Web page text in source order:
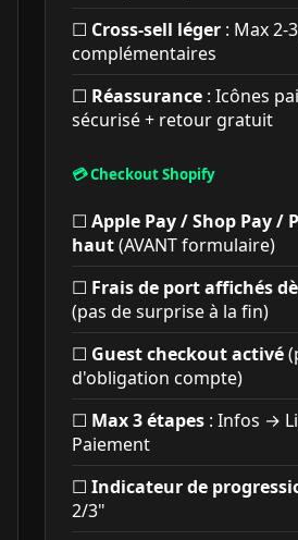
☐ Cross-sell léger : Max 2-
complémentaires
☐ Réassurance : Icônes
sécurisé + retour gratuit
💳 Checkout Shopify
☐ Apple Pay / Shop Pay /
haut(AVANT formulaire)
☐ Frais de port affichés
(pas de surprise à la fin)
☐ Guest checkout activé
d'obligation compte)
☐ Max 3 étapes : Infos →
Paiement
☐ Indicateur de
2/3"